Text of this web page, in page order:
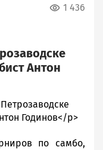
1 436
Антон
Годинов</p>
по самбо,